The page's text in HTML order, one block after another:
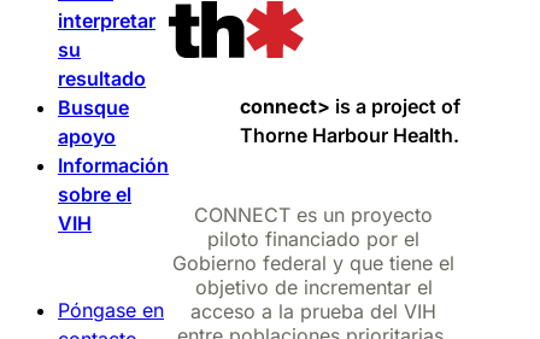
interpretar
su
resultado
Busque
apoyo
Información
sobre el
VIH
Póngase en
connect> is a project of
Thorne Harbour Health.
CONNECT es un proyecto
piloto financiado por el
Gobierno federal y que tiene el
objetivo de incrementar el
acceso a la prueba del VIH